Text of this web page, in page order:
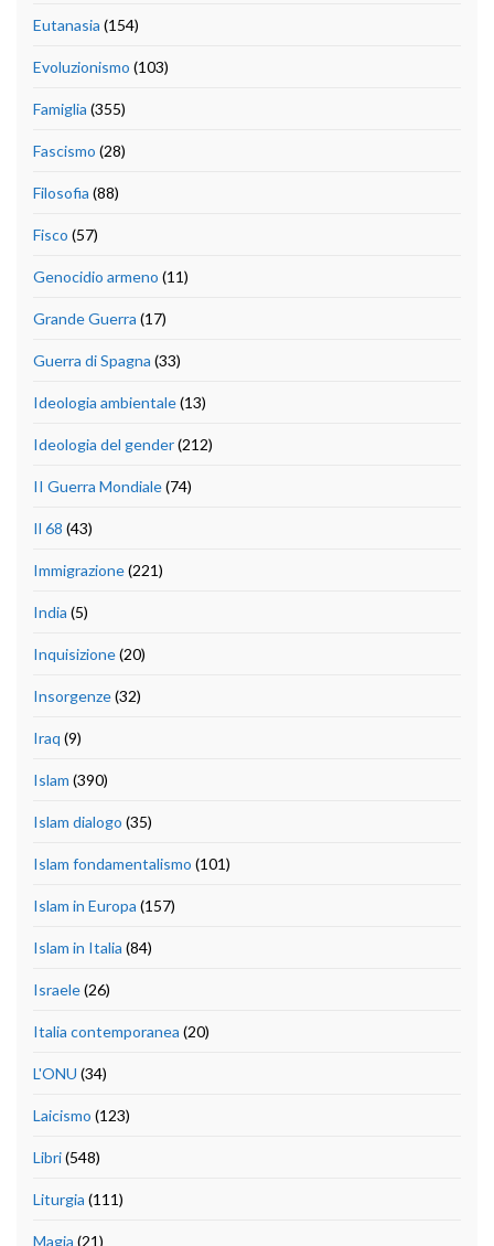
Eutanasia (154)
Evoluzionismo (103)
Famiglia (355)
Fascismo (28)
Filosofia (88)
Fisco (57)
Genocidio armeno (11)
Grande Guerra (17)
Guerra di Spagna (33)
Ideologia ambientale(13)
Ideologia del gender(212)
II Guerra Mondiale(74)
Il 68 (43)
Immigrazione(221)
India (5)
Inquisizione(20)
Insorgenze(32)
Iraq (9)
Islam (390)
Islam dialogo (35)
Islam fondamentalismo (101)
Islam in Europa (157)
Islam in Italia (84)
Israele(26)
Italia contemporanea (20)
L'ONU (34)
Laicismo (123)
Libri(548)
Liturgia (111)
Magia (21)